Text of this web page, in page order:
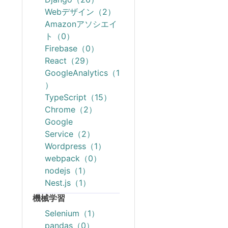
Webデザイン（2）
Amazonアソシエイ
ト（0）
Firebase（0）
React（29）
GoogleAnalytics（1
）
TypeScript（15）
Chrome（2）
Google
Service（2）
Wordpress（1）
webpack（0）
nodejs（1）
Nest.js（1）
機械学習
Selenium（1）
pandas（0）